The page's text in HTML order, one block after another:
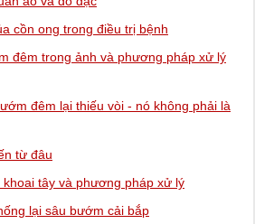
cồn ong trong điều trị bệnh
đêm trong ảnh và phương pháp xử lý
đêm lại thiếu vòi - nó không phải là
từ đâu
tây và phương pháp xử lý
lại sâu bướm cải bắp